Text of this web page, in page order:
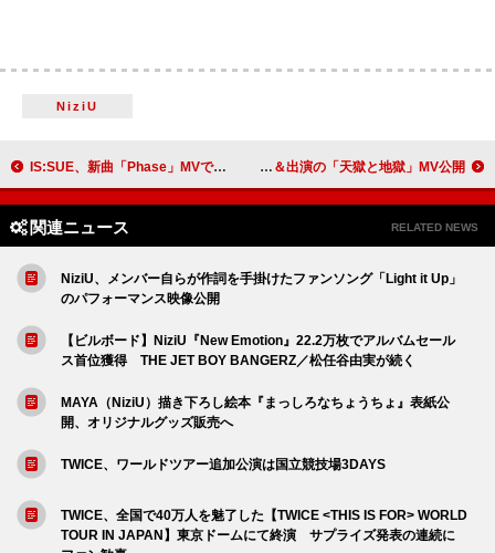
NiziU
IS:SUE、新曲「Phase」MVでキレのあるダンス 紫 今、CLAN QUEENメンバーが監督＆出演の「天獄と地獄」MV公開
関連ニュース RELATED NEWS
NiziU、メンバー自らが作詞を手掛けたファンソング「Light it Up」
のパフォーマンス映像公開
【ビルボード】NiziU『New Emotion』22.2万枚でアルバムセール
ス首位獲得 THE JET BOY BANGERZ／松任谷由実が続く
MAYA（NiziU）描き下ろし絵本『まっしろなちょうちょ』表紙公
開、オリジナルグッズ販売へ
TWICE、ワールドツアー追加公演は国立競技場3DAYS
TWICE、全国で40万人を魅了した【TWICE <THIS IS FOR> WORLD
TOUR IN JAPAN】東京ドームにて終演 サプライズ発表の連続に